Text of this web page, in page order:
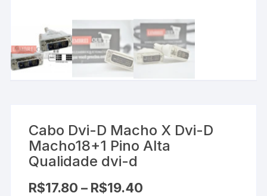
Cabo Dvi-D Macho X Dvi-D
Macho18+1 Pino Alta
Qualidade dvi-d
R$17.80 – R$19.40